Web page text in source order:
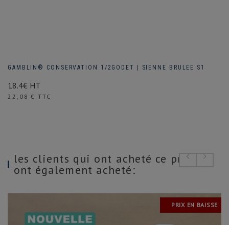
GAMBLIN® CONSERVATION 1/2GODET | SIENNE BRULEE S1
18.4€ HT
Prix
22,08 € TTC
les clients qui ont acheté ce produit
ont également acheté:
PRIX EN BAISSE